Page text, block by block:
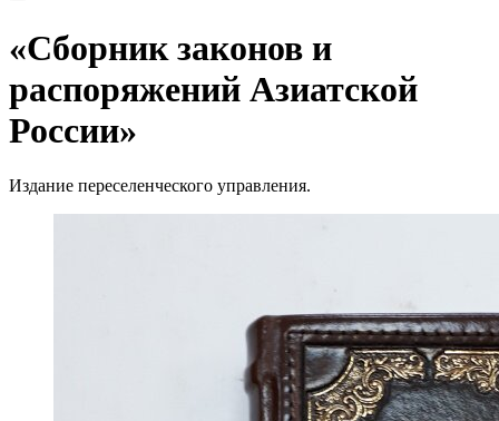
«Сборник законов и
распоряжений Азиатской
России»
Издание переселенческого управления.